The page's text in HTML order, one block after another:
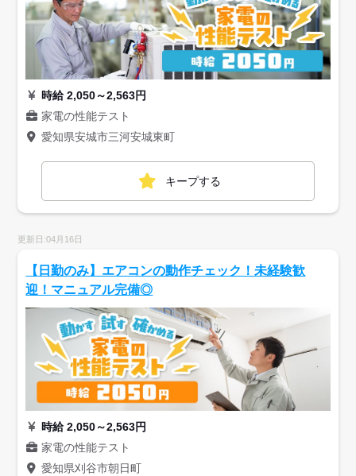
時給 2,050～2,563円
家電の性能テスト
愛知県安城市三河安城東町
キープする
更新日:04月16日
【日勤のみ】エアコンの動作チェック！未経験歓
迎！マニュアル完備◎
時給 2,050～2,563円
家電の性能テスト
愛知県刈谷市朝日町